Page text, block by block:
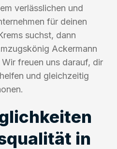
verlässlichen und
für deinen
suchst, dann
Ackermann
freuen uns darauf, dir
und gleichzeitig
in